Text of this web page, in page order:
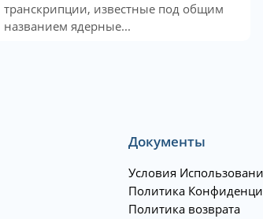
транскрипции, известные под общим
названием ядерные...
Документы
Условия
Политика
Политика возврата